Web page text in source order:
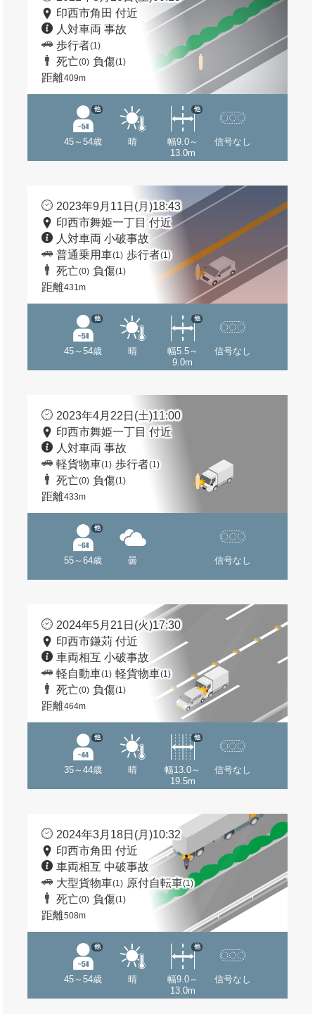
印西市角田 付近
人対車両 事故
歩行者(1)
死亡(0) 負傷(1)
距離409m
45～54歳
他
晴
幅9.0～
13.0m
他
信号なし
2023年9月11日(月)18:43
印西市舞姫一丁目 付近
人対車両 小破事故
普通乗用車(1) 歩行者(1)
死亡(0) 負傷(1)
距離431m
45～54歳
他
晴
幅5.5～
9.0m
他
信号なし
2023年4月22日(土)11:00
印西市舞姫一丁目 付近
人対車両 事故
軽貨物車(1) 歩行者(1)
死亡(0) 負傷(1)
距離433m
55～64歳
他
曇 信号なし
2024年5月21日(火)17:30
印西市鎌苅 付近
車両相互 小破事故
軽自動車(1) 軽貨物車(1)
死亡(0) 負傷(1)
距離464m
35～44歳
他
晴
幅13.0～
19.5m
他
信号なし
2024年3月18日(月)10:32
印西市角田 付近
車両相互 中破事故
大型貨物車(1) 原付自転車(1)
死亡(0) 負傷(1)
距離508m
45～54歳
他
晴
幅9.0～
13.0m
他
信号なし